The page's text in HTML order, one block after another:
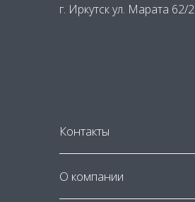
г. Иркутск ул. Марата 62/2
Контакты
О компании